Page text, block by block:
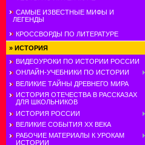
САМЫЕ ИЗВЕСТНЫЕ МИФЫ И
ЛЕГЕНДЫ
КРОССВОРДЫ ПО ЛИТЕРАТУРЕ
» ИСТОРИЯ
ВИДЕОУРОКИ ПО ИСТОРИИ РОССИИ
ОНЛАЙН-УЧЕБНИКИ ПО ИСТОРИИ
ВЕЛИКИЕ ТАЙНЫ ДРЕВНЕГО МИРА
ИСТОРИЯ ОТЕЧЕСТВА В РАССКАЗАХ
ДЛЯ ШКОЛЬНИКОВ
ИСТОРИЯ РОССИИ
ВЕЛИКИЕ СОБЫТИЯ ХХ ВЕКА
РАБОЧИЕ МАТЕРИАЛЫ К УРОКАМ
ИСТОРИИ